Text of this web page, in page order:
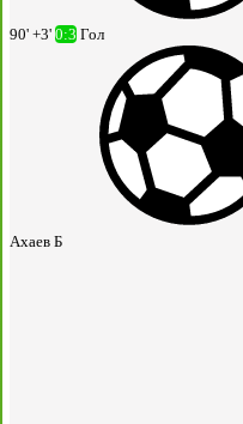
90' +3' 0:3 Гол
Ахаев Б